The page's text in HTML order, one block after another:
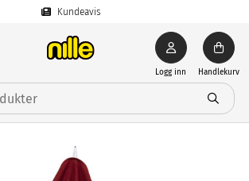
Kundeavis
Logg inn Handlekurv